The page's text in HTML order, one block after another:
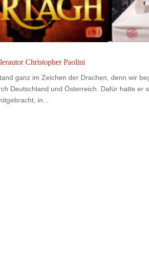
Christopher Paolini
ganz im Zeichen der Drachen, denn wir
Deutschland und Österreich. Dafür hatte er
in...